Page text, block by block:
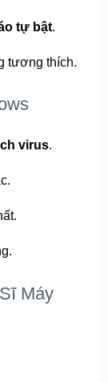
tự bật.
tương thích.
virus.
Máy